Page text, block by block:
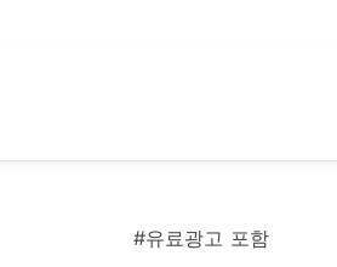
#유료광고 포함